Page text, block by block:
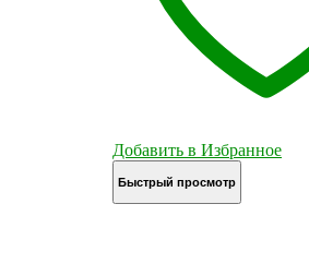
Добавить в Избранное
Быстрый просмотр